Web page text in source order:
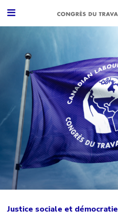
Justice sociale et démocratie